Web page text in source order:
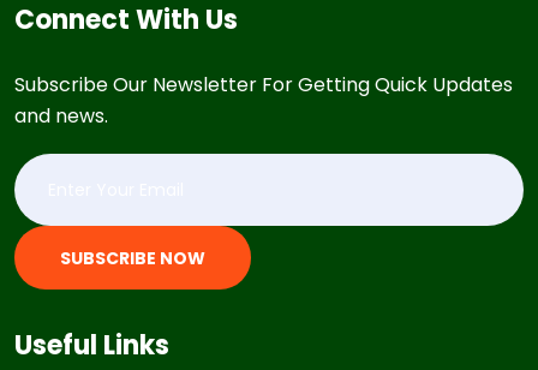
Connect With Us
Subscribe Our Newsletter For Getting Quick Updates
and news.
SUBSCRIBE NOW
Useful Links